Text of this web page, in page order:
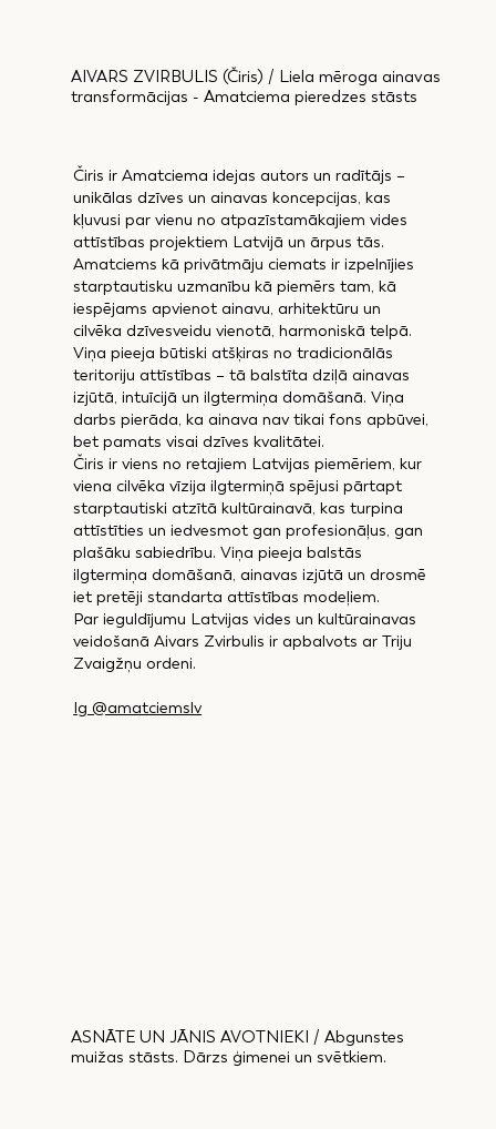
AIVARS ZVIRBULIS (Čiris) / Liela mēroga ainavas
transformācijas - Amatciema pieredzes stāsts
Čiris ir Amatciema idejas autors un radītājs –
unikālas dzīves un ainavas koncepcijas, kas
kļuvusi par vienu no atpazīstamākajiem vides
attīstības projektiem Latvijā un ārpus tās.
Amatciems kā privātmāju ciemats ir izpelnījies
starptautisku uzmanību kā piemērs tam, kā
iespējams apvienot ainavu, arhitektūru un
cilvēka dzīvesveidu vienotā, harmoniskā telpā.
Viņa pieeja būtiski atšķiras no tradicionālās
teritoriju attīstības – tā balstīta dziļā ainavas
izjūtā, intuīcijā un ilgtermiņa domāšanā. Viņa
darbs pierāda, ka ainava nav tikai fons apbūvei,
bet pamats visai dzīves kvalitātei.
Čiris ir viens no retajiem Latvijas piemēriem, kur
viena cilvēka vīzija ilgtermiņā spējusi pārtapt
starptautiski atzītā kultūrainavā, kas turpina
attīstīties un iedvesmot gan profesionāļus, gan
plašāku sabiedrību. Viņa pieeja balstās
ilgtermiņa domāšanā, ainavas izjūtā un drosmē
iet pretēji standarta attīstības modeļiem.
Par ieguldījumu Latvijas vides un kultūrainavas
veidošanā Aivars Zvirbulis ir apbalvots ar Triju
Zvaigžņu ordeni.
Ig @amatciemslv
ASNĀTE UN JĀNIS AVOTNIEKI / Abgunstes
muižas stāsts. Dārzs ģimenei un svētkiem.